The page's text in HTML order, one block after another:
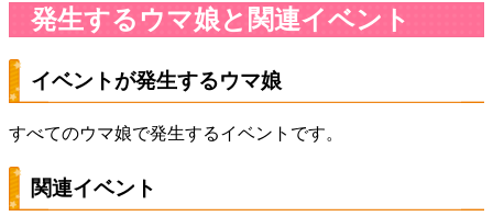
発生するウマ娘と関連イベント
イベントが発生するウマ娘
すべてのウマ娘で発生するイベントです。
関連イベント